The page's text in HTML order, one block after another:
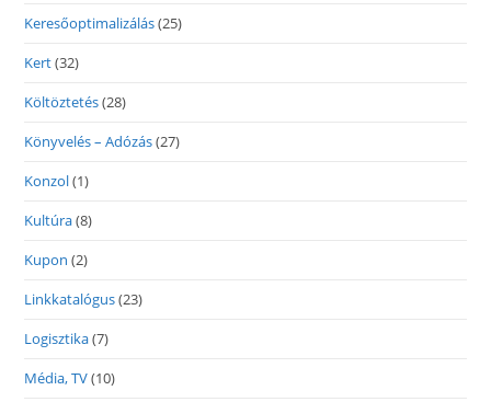
Keresőoptimalizálás(25)
Kert(32)
Költöztetés(28)
Könyvelés – Adózás(27)
Konzol(1)
Kultúra(8)
Kupon (2)
Linkkatalógus(23)
Logisztika(7)
Média, TV(10)